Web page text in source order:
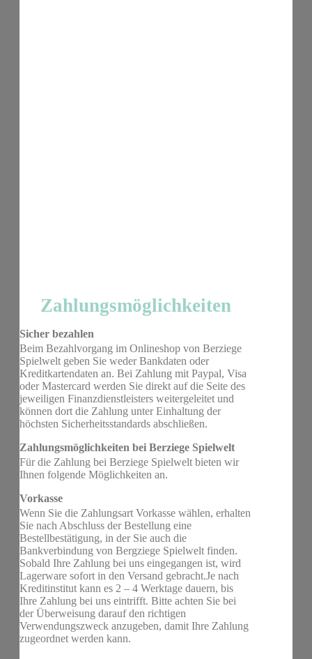
Zahlungsmöglichkeiten
Sicher bezahlen
Beim Bezahlvorgang im Onlineshop von Berziege
Spielwelt geben Sie weder Bankdaten oder
Kreditkartendaten an. Bei Zahlung mit Paypal, Visa
oder Mastercard werden Sie direkt auf die Seite des
jeweiligen Finanzdienstleisters weitergeleitet und
können dort die Zahlung unter Einhaltung der
höchsten Sicherheitsstandards abschließen.
Zahlungsmöglichkeiten bei Berziege Spielwelt
Für die Zahlung bei Berziege Spielwelt bieten wir
Ihnen folgende Möglichkeiten an.
Vorkasse
Wenn Sie die Zahlungsart Vorkasse wählen, erhalten
Sie nach Abschluss der Bestellung eine
Bestellbestätigung, in der Sie auch die
Bankverbindung von Bergziege Spielwelt finden.
Sobald Ihre Zahlung bei uns eingegangen ist, wird
Lagerware sofort in den Versand gebracht.Je nach
Kreditinstitut kann es 2 – 4 Werktage dauern, bis
Ihre Zahlung bei uns eintrifft. Bitte achten Sie bei
der Überweisung darauf den richtigen
Verwendungszweck anzugeben, damit Ihre Zahlung
zugeordnet werden kann.